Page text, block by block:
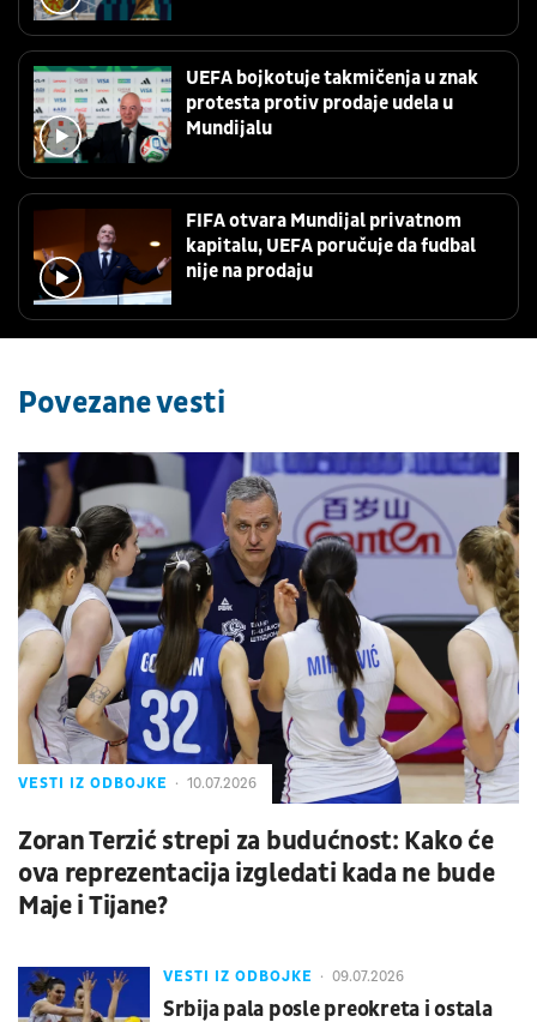
UEFA bojkotuje takmičenja u znak
protesta protiv prodaje udela u
Mundijalu
FIFA otvara Mundijal privatnom
kapitalu, UEFA poručuje da fudbal
nije na prodaju
Povezane vesti
VESTI IZ ODBOJKE 10.07.2026
Zoran Terzić strepi za budućnost: Kako će
ova reprezentacija izgledati kada ne bude
Maje i Tijane?
VESTI IZ ODBOJKE 09.07.2026
Srbija pala posle preokreta i ostala